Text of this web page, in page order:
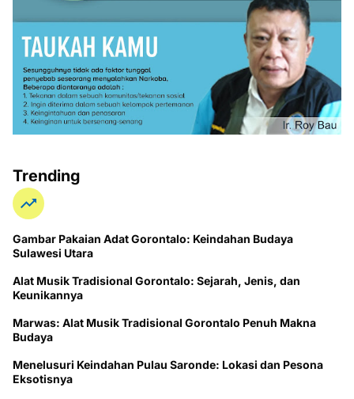
Trending
Gambar Pakaian Adat Gorontalo: Keindahan Budaya
Sulawesi Utara
Alat Musik Tradisional Gorontalo: Sejarah, Jenis, dan
Keunikannya
Marwas: Alat Musik Tradisional Gorontalo Penuh Makna
Budaya
Menelusuri Keindahan Pulau Saronde: Lokasi dan Pesona
Eksotisnya